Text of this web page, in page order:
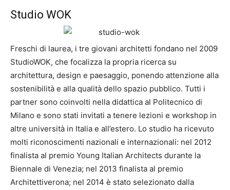
Studio WOK
Freschi di laurea, i tre giovani architetti fondano nel 2009
StudioWOK, che focalizza la propria ricerca su
architettura, design e paesaggio, ponendo attenzione alla
sostenibilità e alla qualità dello spazio pubblico. Tutti i
partner sono coinvolti nella didattica al Politecnico di
Milano e sono stati invitati a tenere lezioni e workshop in
altre università in Italia e all’estero. Lo studio ha ricevuto
molti riconoscimenti nazionali e internazionali: nel 2012
finalista al premio Young Italian Architects durante la
Biennale di Venezia; nel 2013 finalista al premio
Architettiverona; nel 2014 è stato selezionato dalla